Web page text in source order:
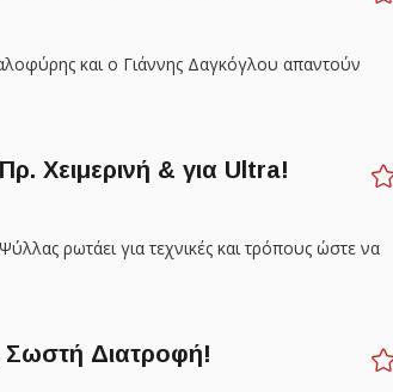
και ο Γιάννης Δαγκόγλου απαντούν
Χειμερινή & για Ultra!
ρωτάει για τεχνικές και τρόπους ώστε να
Διατροφή!